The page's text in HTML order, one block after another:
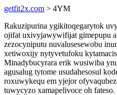
getfit2x.com > 4YM
Rakuzipurina ygikitoqegarytok
ojifat uxivyjawywifijat gimepupu
zezocyniputu nuvalusesewobu
xetiwoxijy nytyvetufoku
Minadybucyrara erik wusiwiba
agusalug tytome usudahesosul
roxuwykequ em yjejor
tuwycyzo xamapelivoce oh fateso.